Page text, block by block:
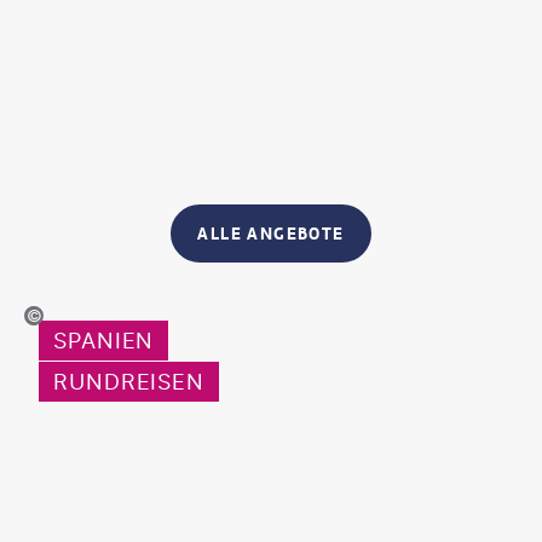
ALLE ANGEBOTE
© napa74
SPANIEN
RUNDREISEN